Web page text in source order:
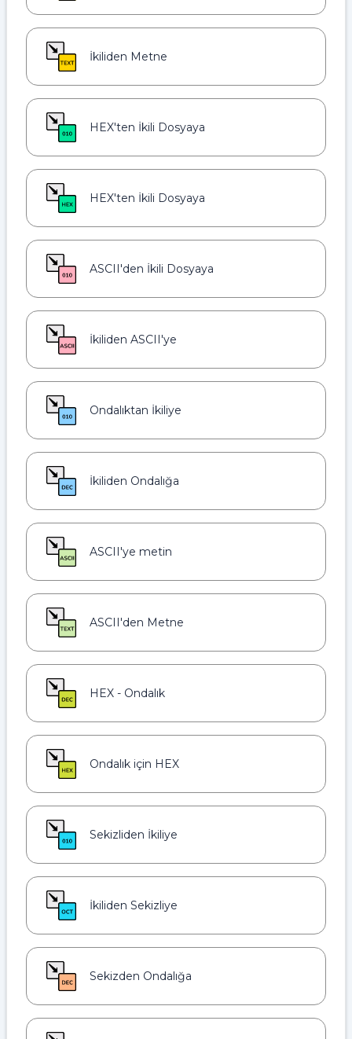
İkiliden Metne
HEX'ten İkili Dosyaya
HEX'ten İkili Dosyaya
ASCII'den İkili Dosyaya
İkiliden ASCII'ye
Ondalıktan İkiliye
İkiliden Ondalığa
ASCII'ye metin
ASCII'den Metne
HEX - Ondalık
Ondalık için HEX
Sekizliden İkiliye
İkiliden Sekizliye
Sekizden Ondalığa